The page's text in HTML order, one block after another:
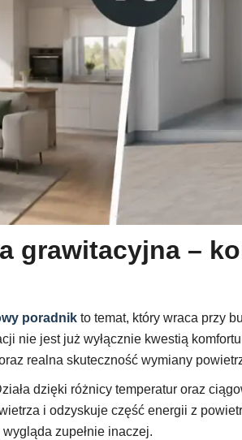
grawitacyjna –
poradnik to temat, który wraca przy
nie jest już wyłącznie kwestią
realna skuteczność wymiany
dzięki różnicy temperatur oraz
i odzyskuje część energii z
zupełnie inaczej.